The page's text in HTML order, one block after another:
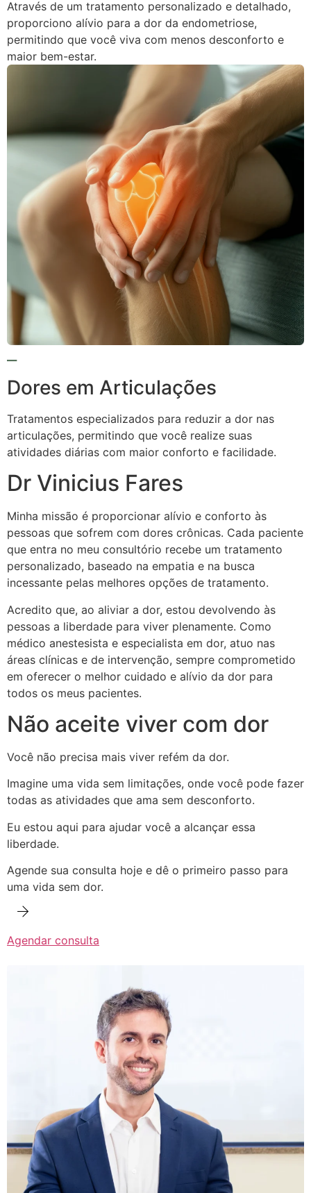
Através de um tratamento personalizado e detalhado,
proporciono alívio para a dor da endometriose,
permitindo que você viva com menos desconforto e
maior bem-estar.
Dores em Articulações
Tratamentos especializados para reduzir a dor nas
articulações, permitindo que você realize suas
atividades diárias com maior conforto e facilidade.
Dr Vinicius Fares
Minha missão é proporcionar alívio e conforto às
pessoas que sofrem com dores crônicas. Cada paciente
que entra no meu consultório recebe um tratamento
personalizado, baseado na empatia e na busca
incessante pelas melhores opções de tratamento.
Acredito que, ao aliviar a dor, estou devolvendo às
pessoas a liberdade para viver plenamente. Como
médico anestesista e especialista em dor, atuo nas
áreas clínicas e de intervenção, sempre comprometido
em oferecer o melhor cuidado e alívio da dor para
todos os meus pacientes.
Não aceite viver com dor
Você não precisa mais viver refém da dor.
Imagine uma vida sem limitações, onde você pode fazer
todas as atividades que ama sem desconforto.
Eu estou aqui para ajudar você a alcançar essa
liberdade.
Agende sua consulta hoje e dê o primeiro passo para
uma vida sem dor.
Agendar consulta